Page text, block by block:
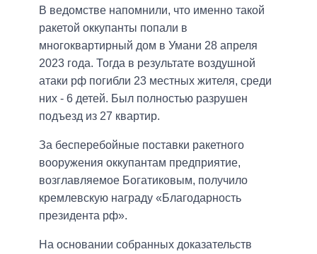
В ведомстве напомнили, что именно такой
ракетой оккупанты попали в
многоквартирный дом в Умани 28 апреля
2023 года. Тогда в результате воздушной
атаки рф погибли 23 местных жителя, среди
них - 6 детей. Был полностью разрушен
подъезд из 27 квартир.
За бесперебойные поставки ракетного
вооружения оккупантам предприятие,
возглавляемое Богатиковым, получило
кремлевскую награду «Благодарность
президента рф».
На основании собранных доказательств